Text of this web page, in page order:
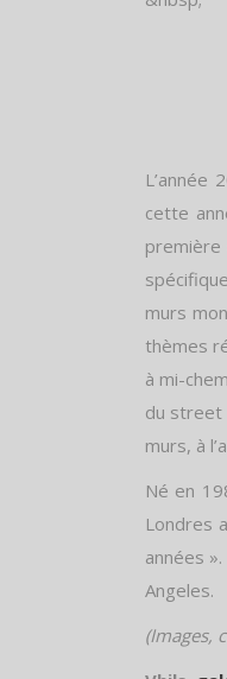
cette
première
murs
thèmes
à mi-
du street
murs, à
Né en
Londres
années
Angeles.
(Images,